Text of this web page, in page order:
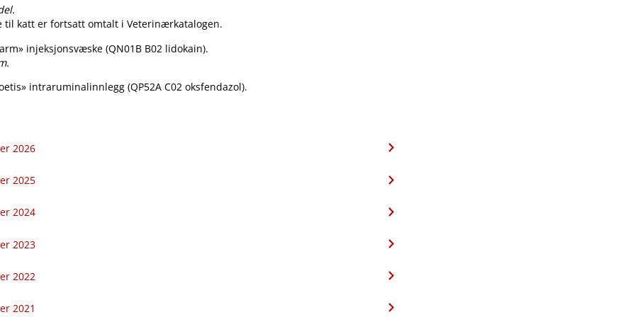
til katt er fortsatt omtalt i Veterinærkatalogen.
injeksjonsvæske (QN01B B02 lidokain).
intraruminalinnlegg (QP52A C02 oksfendazol).
2026
2025
2024
2023
2022
2021